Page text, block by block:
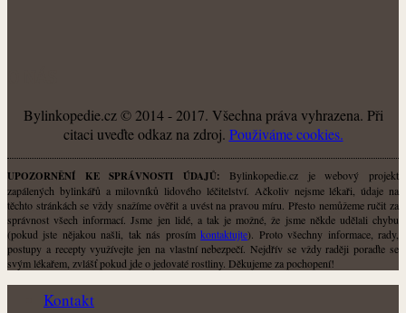
Bylinkopedie.cz © 2014 - 2017. Všechna práva vyhrazena. Při
citaci uveďte odkaz na zdroj. Použiváme cookies.
UPOZORNĚNÍ KE SPRÁVNOSTI ÚDAJŮ: Bylinkopedie.cz je webový projekt
zapálených bylinkářů a milovníků lidového léčitelství. Ačkoliv nejsme lékaři, údaje na
těchto stránkách se vždy snažíme ověřit a uvést na pravou míru. Přesto nemůžeme ručit za
správnost všech informací. Jsme jen lidé, a tak je možné, že jsme někde udělali chybu
(pokud jste nějakou našli, tak nás prosímkontaktujte). Proto všechny informace, rady,
postupy a recepty využívejte jen na vlastní nebezpečí. Nejdřív se vždy raději poraďte se
svým lékařem, zvlášť pokud jde o jedovaté rostliny. Děkujeme za pochopení!
Kontakt